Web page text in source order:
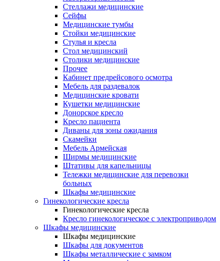
Стеллажи медицинские
Сейфы
Медицинские тумбы
Стойки медицинские
Cтулья и кресла
Стол медицинский
Столики медицинские
Прочее
Кабинет предрейсового осмотра
Мебель для раздевалок
Медицинские кровати
Кушетки медицинские
Донорское кресло
Кресло пациента
Диваны для зоны ожидания
Скамейки
Мебель Армейская
Ширмы медицинские
Штативы для капельницы
Тележки медицинские для перевозки
больных
Шкафы медицинские
Гинекологические кресла
Гинекологические кресла
Кресло гинекологическое с электроприводом
Шкафы медицинские
Шкафы медицинские
Шкафы для документов
Шкафы металлические с замком